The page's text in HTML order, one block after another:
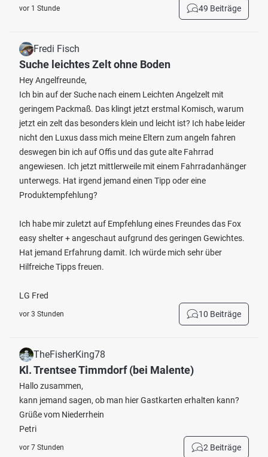
vor 1 Stunde 49 Beiträge
Fredi Fisch
Suche leichtes Zelt ohne Boden
Hey Angelfreunde,
Ich bin auf der Suche nach einem Leichten Angelzelt mit
geringem Packmaß. Das klingt jetzt erstmal Komisch, warum
jetzt ein zelt das besonders klein und leicht ist? Ich habe leider
nicht den Luxus dass mich meine Eltern zum angeln fahren
deswegen bin ich auf Offis und das gute alte Fahrrad
angewiesen. Ich jetzt mittlerweile mit einem Fahrradanhänger
unterwegs. Hat irgend jemand einen Tipp oder eine
Produktempfehlung?
Ich habe mir zuletzt auf Empfehlung eines Freundes das Fox
easy shelter + angeschaut aufgrund des geringen Gewichtes.
Hat jemand Erfahrung damit. Ich würde mich sehr über
Hilfreiche Tipps freuen.
LG Fred
vor 3 Stunden 10 Beiträge
TheFisherKing78
Kl. Trentsee Timmdorf (bei Malente)
Hallo zusammen,
kann jemand sagen, ob man hier Gastkarten erhalten kann?
Grüße vom Niederrhein
Petri
vor 7 Stunden 2 Beiträge